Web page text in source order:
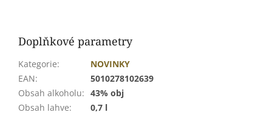
Doplňkové parametry
Kategorie:
NOVINKY
EAN:
5010278102639
Obsah alkoholu: 43% obj
Obsah lahve:
0,7 l